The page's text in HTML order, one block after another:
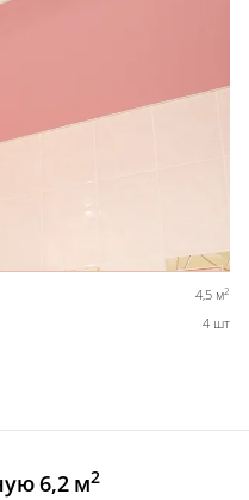
4,5 м2
4 шт
6,2 м2